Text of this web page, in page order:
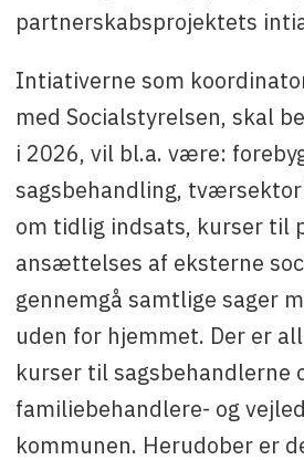
partnerskabsprojektets
Intiativerne som
med Socialstyrelsen, skal
i 2026, vil bl.a. være:
sagsbehandling,
om tidlig indsats, kurser til
ansættelses af eksterne
gennemgå samtlige sager
uden for hjemmet. Der er
kurser til sagsbehandlerne
familiebehandlere- og
kommunen. Herudober er